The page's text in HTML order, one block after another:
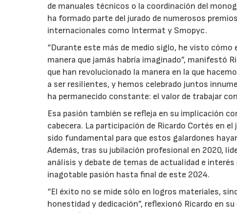
de manuales técnicos o la coordinación del
ha formado parte del jurado de numerosos
internacionales como Intermat y Smopyc.
“Durante este más de medio siglo, he visto cómo
manera que jamás habría imaginado”, manifestó
que han revolucionado la manera en la que
a ser resilientes, y hemos celebrado juntos
ha permanecido constante: el valor de trabajar
Esa pasión también se refleja en su implicación
cabecera. La participación de Ricardo Cortés en
sido fundamental para que estos galardones
Además, tras su jubilación profesional en 2020,
análisis y debate de temas de actualidad e
inagotable pasión hasta final de este 2024.
“El éxito no se mide sólo en logros materiales,
honestidad y dedicación”, reflexionó Ricardo en